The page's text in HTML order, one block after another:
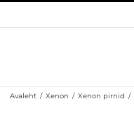
Avaleht / Xenon / Xenon pirnid /